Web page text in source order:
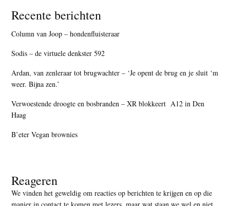
Recente berichten
Column van Joop – hondenfluisteraar
Sodis – de virtuele denkster 592
Ardan, van zenleraar tot brugwachter – ‘Je opent de brug en je sluit ‘m
weer. Bijna zen.’
Verwoestende droogte en bosbranden – XR blokkeert A12 in Den
Haag
B’eter Vegan brownies
Reageren
We vinden het geweldig om reacties op berichten te krijgen en op die